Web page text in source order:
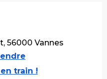
56000 Vannes
train !